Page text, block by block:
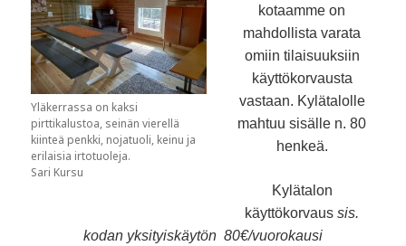
Yläkerrassa on kaksi
pirttikalustoa, seinän vierellä
kiinteä penkki, nojatuoli, keinu ja
erilaisia irtotuoleja.
Sari Kursu
kotaamme on
mahdollista varata
omiin tilaisuuksiin
käyttökorvausta
vastaan. Kylätalolle
mahtuu sisälle n. 80
henkeä.
Kylätalon
käyttökorvaus sis.
kodan yksityiskäytön 80€/vuorokausi